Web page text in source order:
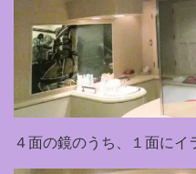
４面の鏡のうち、１面にイ